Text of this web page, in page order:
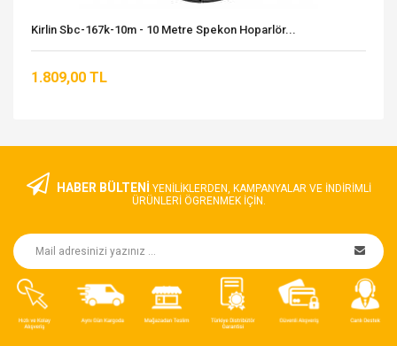
Kirlin Sbc-167k-10m - 10 Metre Spekon Hoparlör...
1.809,00 TL
HABER BÜLTENİ YENILIKLERDEN, KAMPANYALAR VE INDIRIMLI
ÜRÜNLERI ÖGRENMEK IÇIN.